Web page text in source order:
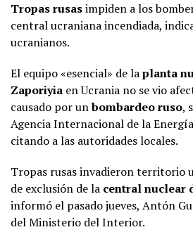
Tropas rusasimpiden a los
central ucraniana incendiada,
ucranianos.
El equipo «esencial» de laplanta
Zaporiyia en Ucrania no se vio
causado por unbombardeo ruso,
Agencia Internacional de la
citando a las autoridades locales.
Tropas rusas invadieron territorio
de exclusión de la central nuclear
informó el pasado jueves, Antón
del Ministerio del Interior.